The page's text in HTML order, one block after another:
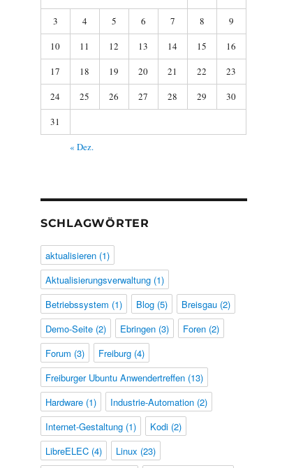
3
4 5 6 7 8
9
10
11 12 13 14 15
16
17
18 19 20 21 22
23
24
25 26 27 28 29
30
31
« Dez.
SCHLAGWÖRTER
aktualisieren(1)
Aktualisierungsverwaltung(1)
Betriebssystem (1) Blog(5) Breisgau(2)
Demo-Seite(2) Ebringen(3) Foren(2)
Forum (3) Freiburg(4)
Freiburger Ubuntu Anwendertreffen(13)
Hardware(1) Industrie-Automation(2)
Internet-Gestaltung(1) Kodi(2)
LibreELEC(4) Linux (23)